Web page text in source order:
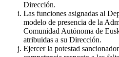
Dirección.
Las funciones asignadas al
modelo de presencia de la
Comunidad Autónoma de
atribuidas a su Dirección.
Ejercer la potestad